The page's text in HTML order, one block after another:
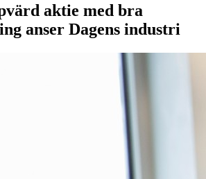
aktie med bra
anser Dagens industri